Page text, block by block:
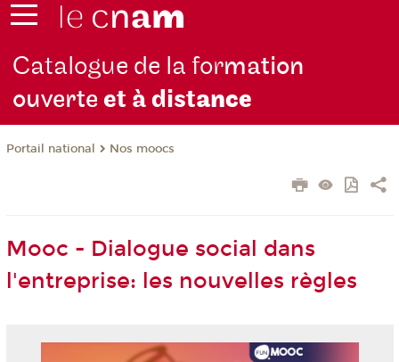
Catalogue de la formation
ouverteet à distance
Portail national Nos moocs
Mooc - Dialogue social dans
l'entreprise: les nouvelles règles